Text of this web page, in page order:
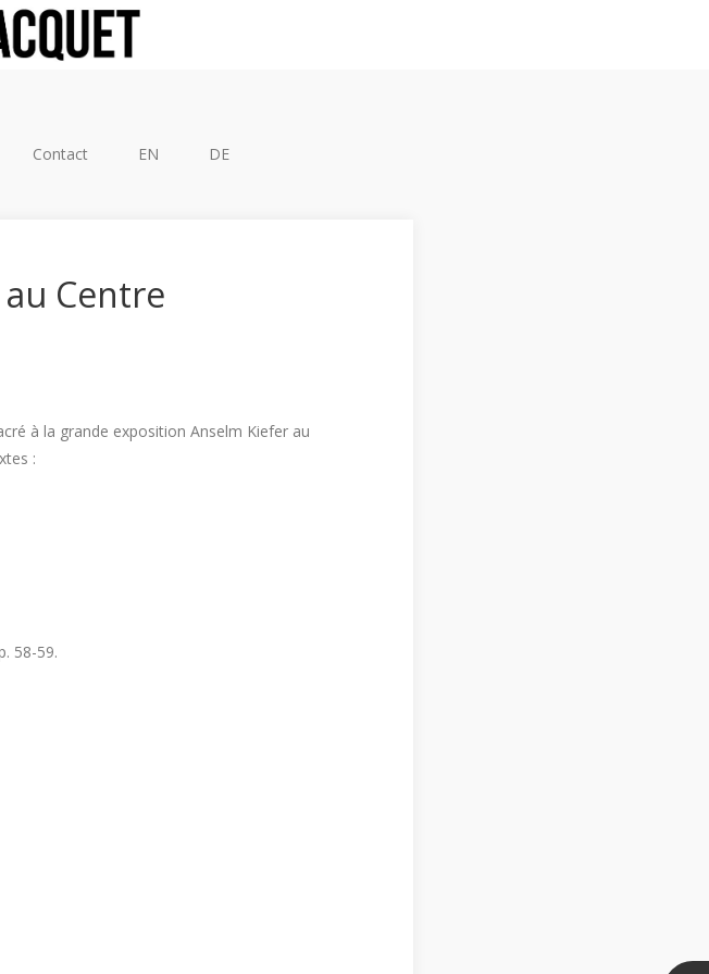
Contact EN DE
au Centre
à la grande exposition Anselm Kiefer au
:
58-59.